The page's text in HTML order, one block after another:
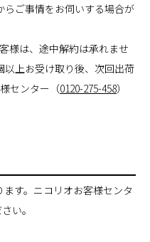
ご事情をお伺いする場合が
様は、途中解約は承れませ
以上お受け取り後、次回出荷
センター（0120-275-458）
す。ニコリオお客様センタ
い。